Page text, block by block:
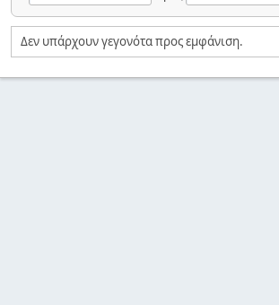
Δεν υπάρχουν γεγονότα προς εμφάνιση.